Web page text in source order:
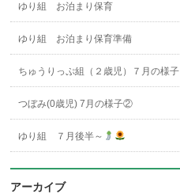
ゆり組 お泊まり保育
ゆり組 お泊まり保育準備
ちゅうりっぷ組（２歳児）７月の様子
つぼみ(0歳児) 7月の様子②
ゆり組 ７月後半～
アーカイブ